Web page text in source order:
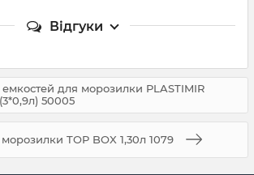
Відгуки
для морозилки PLASTIMIR
50005
TOP BOX 1,30л 1079